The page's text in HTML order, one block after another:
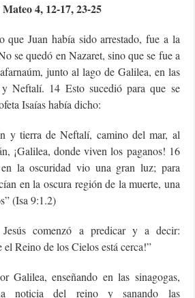
4, 12-17, 23-25
que Juan había sido arrestado, fue a la
se quedó en Nazaret, sino que se fue a
junto al lago de Galilea, en las
Neftalí. 14 Esto sucedió para que se
Isaías había dicho:
y tierra de Neftalí, camino del mar, al
¡Galilea, donde viven los paganos! 16
la oscuridad vio una gran luz; para
en la oscura región de la muerte, una
(Isa 9:1.2)
Jesús comenzó a predicar y a decir:
el Reino de los Cielos está cerca!”
Galilea, enseñando en las sinagogas,
noticia del reino y sanando las